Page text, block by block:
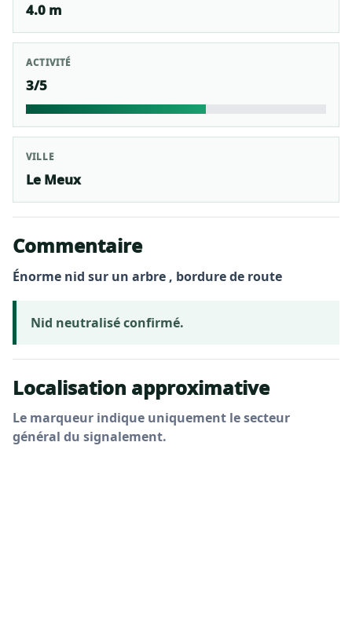
4.0 m
ACTIVITÉ
3/5
VILLE
Le Meux
Commentaire
Énorme nid sur un arbre , bordure de route
Nid neutralisé confirmé.
Localisation approximative
Le marqueur indique uniquement le secteur
général du signalement.